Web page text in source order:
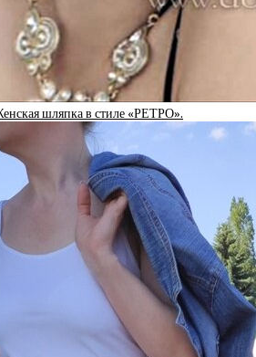
шляпка в стиле «РЕТРО».